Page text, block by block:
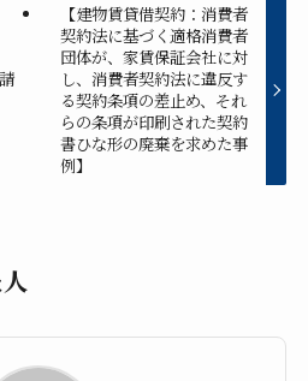
【建物賃貸借契約：消費者
契約法に基づく適格消費者
団体が、家賃保証会社に対
し、消費者契約法に違反す
る契約条項の差止め、それ
らの条項が印刷された契約
書ひな形の廃棄を求めた事
例】